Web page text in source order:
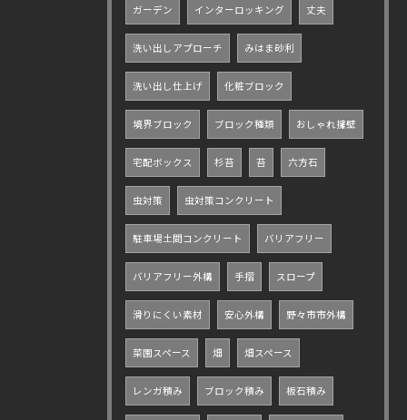
ガーデン インターロッキング 丈夫
洗い出しアプローチ みはま砂利
洗い出し仕上げ 化粧ブロック
境界ブロック ブロック種類 おしゃれ擁壁
宅配ボックス 杉苔 苔 六方石
虫対策 虫対策コンクリート
駐車場土間コンクリート バリアフリー
バリアフリー外構 手摺 スロープ
滑りにくい素材 安心外構 野々市市外構
菜園スペース 畑 畑スペース
レンガ積み ブロック積み 板石積み